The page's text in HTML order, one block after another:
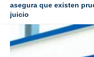
asegura que existen
juicio